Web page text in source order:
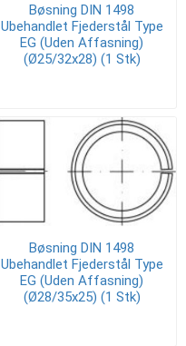
Bøsning DIN 1498
Ubehandlet Fjederstål Type
EG (Uden Affasning)
(Ø25/32x28) (1 Stk)
Bøsning DIN 1498
Ubehandlet Fjederstål Type
EG (Uden Affasning)
(Ø28/35x25) (1 Stk)